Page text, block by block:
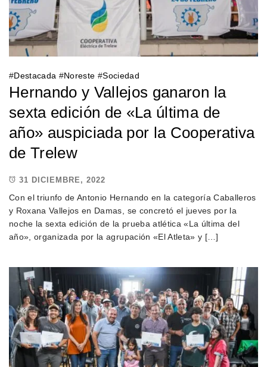
#Destacada #Noreste #Sociedad
Hernando y Vallejos ganaron la
sexta edición de «La última de
año» auspiciada por la Cooperativa
de Trelew
31 DICIEMBRE, 2022
Con el triunfo de Antonio Hernando en la categoría Caballeros
y Roxana Vallejos en Damas, se concretó el jueves por la
noche la sexta edición de la prueba atlética «La última del
año», organizada por la agrupación «El Atleta» y […]